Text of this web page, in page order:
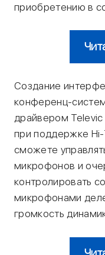
приобретению в
Создание
конференц-
драйвером
при поддержке
сможете
микрофонов и
контролировать
микрофонами
громкость